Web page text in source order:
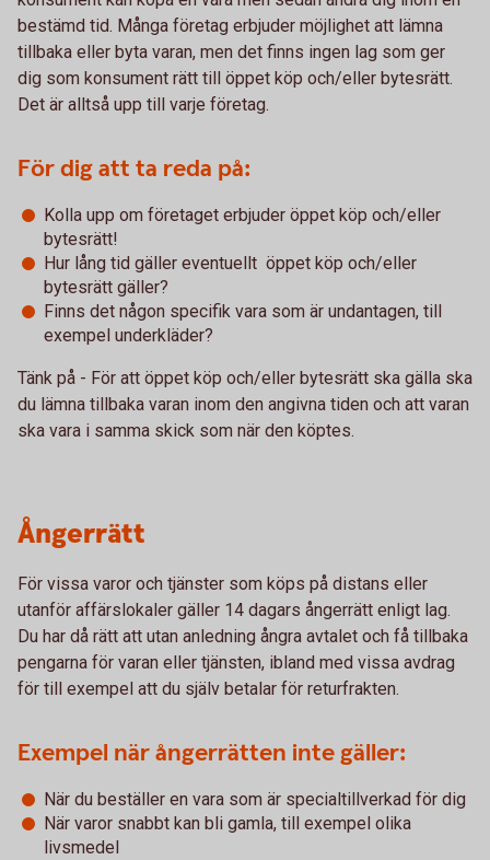
bestämd tid. Många företag erbjuder möjlighet att lämna
tillbaka eller byta varan, men det finns ingen lag som ger
dig som konsument rätt till öppet köp och/eller bytesrätt.
Det är alltså upp till varje företag.
För dig att ta reda på:
Kolla upp om företaget erbjuder öppet köp och/eller
bytesrätt!
Hur lång tid gäller eventuellt öppet köp och/eller
bytesrätt gäller?
Finns det någon specifik vara som är undantagen, till
exempel underkläder?
Tänk på - För att öppet köp och/eller bytesrätt ska gälla ska
du lämna tillbaka varan inom den angivna tiden och att varan
ska vara i samma skick som när den köptes.
Ångerrätt
För vissa varor och tjänster som köps på distans eller
utanför affärslokaler gäller 14 dagars ångerrätt enligt lag.
Du har då rätt att utan anledning ångra avtalet och få tillbaka
pengarna för varan eller tjänsten, ibland med vissa avdrag
för till exempel att du själv betalar för returfrakten.
Exempel när ångerrätten inte gäller:
När du beställer en vara som är specialtillverkad för dig
När varor snabbt kan bli gamla, till exempel olika
livsmedel